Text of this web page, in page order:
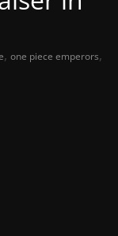
, one piece emperors,